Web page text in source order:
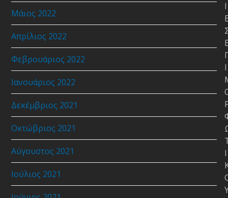
Μάιος 2022
Απρίλιος 2022
Φεβρουάριος 2022
Ιανουάριος 2022
Δεκέμβριος 2021
Οκτώβριος 2021
Αύγουστος 2021
Ιούλιος 2021
Ι
Ι
Ι